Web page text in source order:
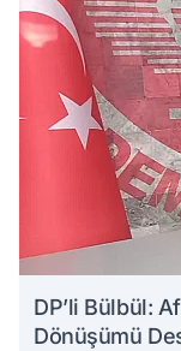
DP’li Bülbül:
Dönüşümü